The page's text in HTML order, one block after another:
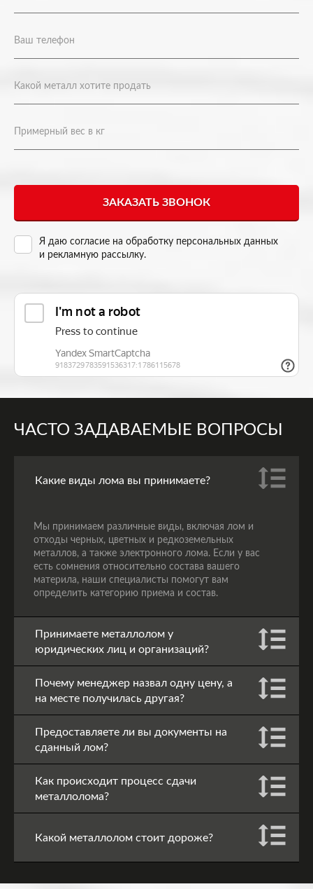
Я даю согласие на обработку персональных данных
и рекламную рассылку.
ЧАСТО ЗАДАВАЕМЫЕ ВОПРОСЫ
Какие виды лома вы принимаете?
Мы принимаем различные виды, включая лом и
отходы черных, цветных и редкоземельных
металлов, а также электронного лома. Если у вас
есть сомнения относительно состава вашего
материла, наши специалисты помогут вам
определить категорию приема и состав.
Принимаете металлолом у
юридических лиц и организаций?
Почему менеджер назвал одну цену, а
на месте получилась другая?
Предоставляете ли вы документы на
сданный лом?
Как происходит процесс сдачи
металлолома?
Какой металлолом стоит дороже?